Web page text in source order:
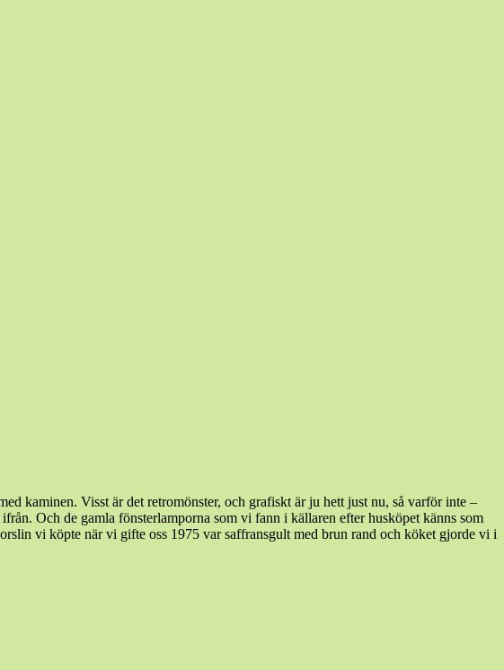
kaminen. Visst är det retromönster, och grafiskt är ju hett just nu, så varför inte –
Och de gamla fönsterlamporna som vi fann i källaren efter husköpet känns som
vi köpte när vi gifte oss 1975 var saffransgult med brun rand och köket gjorde vi i